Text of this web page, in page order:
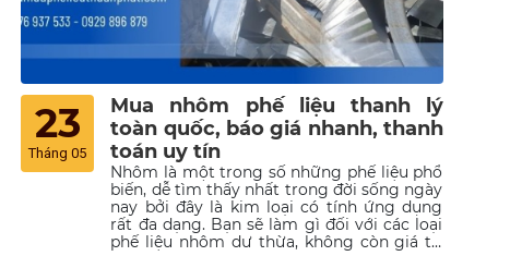
23
Tháng 05
Mua nhôm phế liệu thanh lý
toàn quốc, báo giá nhanh, thanh
toán uy tín
Nhôm là một trong số những phế liệu phổ
biến, dễ tìm thấy nhất trong đời sống ngày
nay bởi đây là kim loại có tính ứng dụng
rất đa dạng. Bạn sẽ làm gì đối với các loại
phế liệu nhôm dư thừa, không còn giá trị